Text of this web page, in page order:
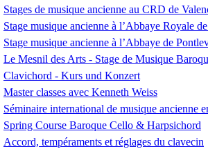
Stages de musique ancienne au CRD de
Stage musique ancienne à l’Abbaye Royale
Stage musique ancienne à l’Abbaye de
Le Mesnil des Arts - Stage de Musique
Clavichord - Kurs und Konzert
Master classes avec Kenneth Weiss
Séminaire international de musique ancienne
Spring Course Baroque Cello & Harpsichord
Accord, tempéraments et réglages du clavecin